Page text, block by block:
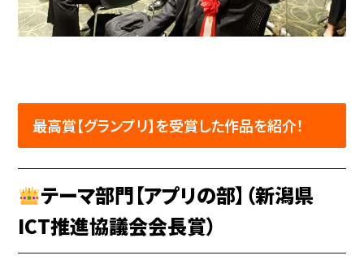
最高賞【グランプリ】を受賞した作品を紹介！
テーマ部門【アプリの部】（新潟県
ICT推進協議会会長賞）